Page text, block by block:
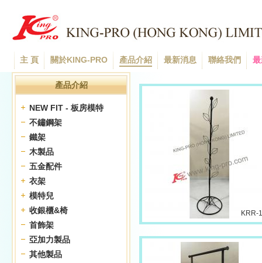
主 頁 關於KING-PRO 產品介紹 最新消息 聯絡我們
產品介紹
NEW FIT - 板房模特
不鏽鋼架
鐵架
木製品
五金配件
衣架
模特兒
收銀櫃&椅
首飾架
亞加力製品
其他製品
KRR-